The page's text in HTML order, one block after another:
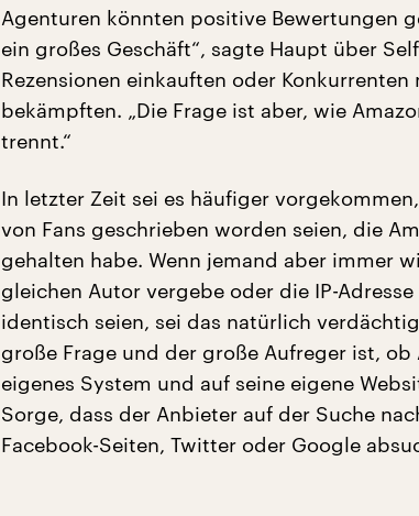
Agenturen könnten positive Bewertungen
ein großes Geschäft“, sagte Haupt über
Rezensionen einkauften oder
bekämpften. „Die Frage ist aber, wie
trennt.“
In letzter Zeit sei es häufiger
von Fans geschrieben worden seien, die
gehalten habe. Wenn jemand aber immer
gleichen Autor vergebe oder die IP-
identisch seien, sei das natürlich
große Frage und der große Aufreger ist,
eigenes System und auf seine eigene
Sorge, dass der Anbieter auf der Suche
Facebook-Seiten, Twitter oder Google